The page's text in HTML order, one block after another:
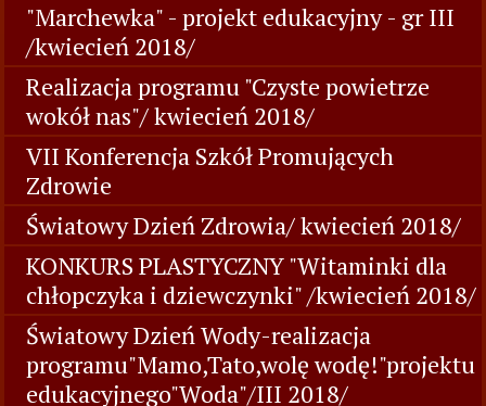
"Marchewka" - projekt edukacyjny - gr III
/kwiecień 2018/
Realizacja programu "Czyste powietrze
wokół nas"/ kwiecień 2018/
VII Konferencja Szkół Promujących
Zdrowie
Światowy Dzień Zdrowia/ kwiecień 2018/
KONKURS PLASTYCZNY "Witaminki dla
chłopczyka i dziewczynki" /kwiecień 2018/
Światowy Dzień Wody-realizacja
programu"Mamo,Tato,wolę wodę!"projektu
edukacyjnego"Woda"/III 2018/